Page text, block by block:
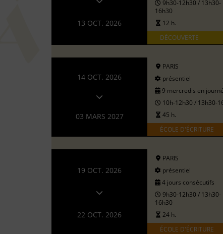
13 OCT. 2026
9h30-12h30 / 13h30-
16h30
12 h.
DÉCOUVERTE
14 OCT. 2026
03 MARS 2027
PARIS
présentiel
9 mercredis en
10h-12h30 / 13h30-
45 h.
ÉCOLE D'ÉCRITURE
19 OCT. 2026
22 OCT. 2026
PARIS
présentiel
4 jours consécutifs
9h30-12h30 / 13h30-
16h30
24 h.
ÉCOLE D'ÉCRITURE